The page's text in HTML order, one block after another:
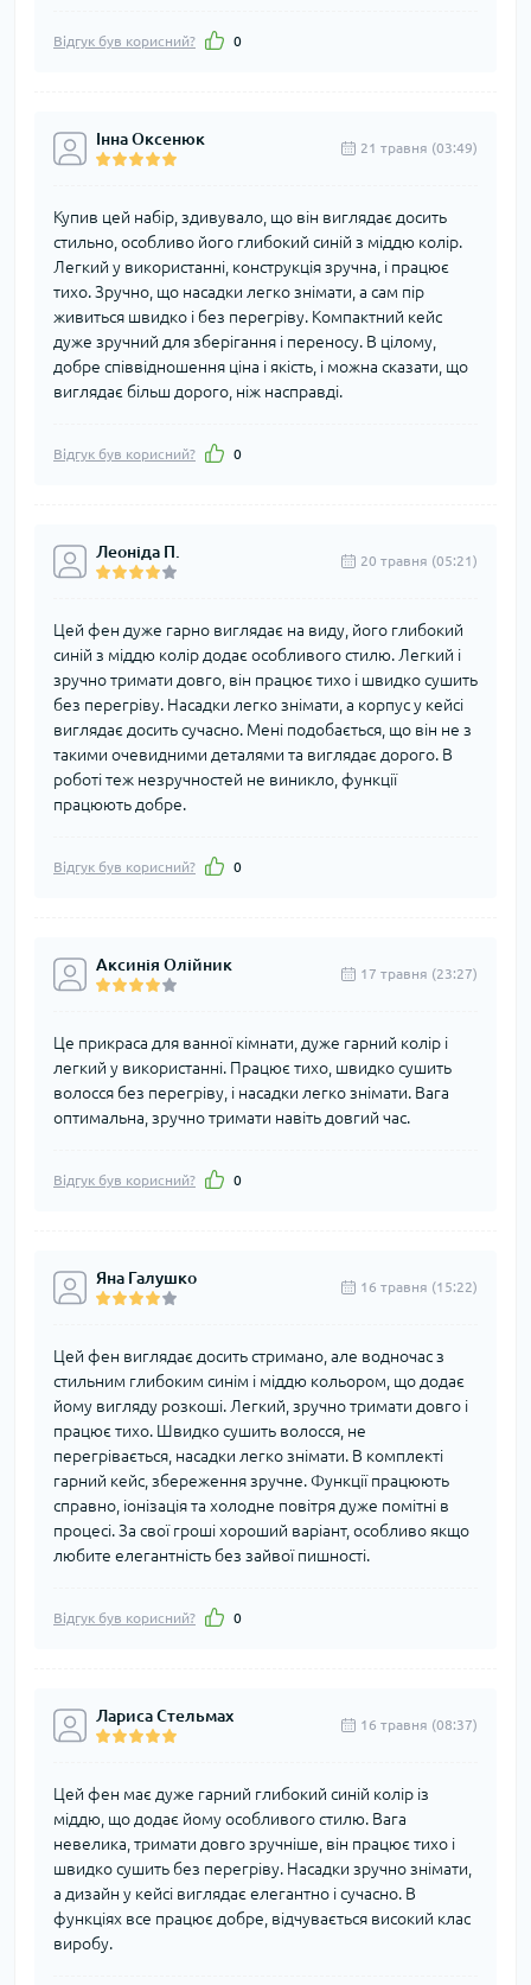
Відгук був корисний? 0
Інна Оксенюк 21 травня (03:49)
Купив цей набір, здивувало, що він виглядає досить
стильно, особливо його глибокий синій з міддю колір.
Легкий у використанні, конструкція зручна, і працює
тихо. Зручно, що насадки легко знімати, а сам пір
живиться швидко і без перегріву. Компактний кейс
дуже зручний для зберігання і переносу. В цілому,
добре співвідношення ціна і якість, і можна сказати, що
виглядає більш дорого, ніж насправді.
Відгук був корисний? 0
Леоніда П. 20 травня (05:21)
Цей фен дуже гарно виглядає на виду, його глибокий
синій з міддю колір додає особливого стилю. Легкий і
зручно тримати довго, він працює тихо і швидко сушить
без перегріву. Насадки легко знімати, а корпус у кейсі
виглядає досить сучасно. Мені подобається, що він не з
такими очевидними деталями та виглядає дорого. В
роботі теж незручностей не виникло, функції
працюють добре.
Відгук був корисний? 0
Аксинія Олійник 17 травня (23:27)
Це прикраса для ванної кімнати, дуже гарний колір і
легкий у використанні. Працює тихо, швидко сушить
волосся без перегріву, і насадки легко знімати. Вага
оптимальна, зручно тримати навіть довгий час.
Відгук був корисний? 0
Яна Галушко 16 травня (15:22)
Цей фен виглядає досить стримано, але водночас з
стильним глибоким синім і міддю кольором, що додає
йому вигляду розкоші. Легкий, зручно тримати довго і
працює тихо. Швидко сушить волосся, не
перегрівається, насадки легко знімати. В комплекті
гарний кейс, збереження зручне. Функції працюють
справно, іонізація та холодне повітря дуже помітні в
процесі. За свої гроші хороший варіант, особливо якщо
любите елегантність без зайвої пишності.
Відгук був корисний? 0
Лариса Стельмах 16 травня (08:37)
Цей фен має дуже гарний глибокий синій колір із
міддю, що додає йому особливого стилю. Вага
невелика, тримати довго зручніше, він працює тихо і
швидко сушить без перегріву. Насадки зручно знімати,
а дизайн у кейсі виглядає елегантно і сучасно. В
функціях все працює добре, відчувається високий клас
виробу.